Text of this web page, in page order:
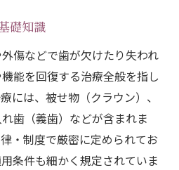
い方の補綴選びポイント
する理想の方法
用で理想の白い歯目指す
険相談で注意すべき点
適用条件を賢く把握
由診療の違いを理解
礎知識
傷などで歯が欠けたり失われ
能を回復する治療全般を指し
には、被せ物（クラウン）、
歯（義歯）などが含まれま
・制度で厳密に定められてお
条件も細かく規定されていま